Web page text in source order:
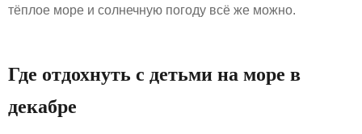
тёплое море и солнечную погоду всё же можно.
Где отдохнуть с детьми на море в
декабре